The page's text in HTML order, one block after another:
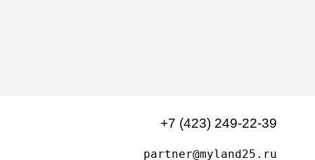
+7 (423) 249-22-39
partner@myland25.ru